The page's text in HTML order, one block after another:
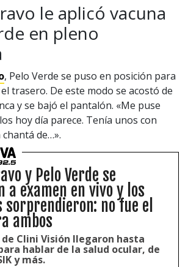
le aplicó vacuna
en pleno
, Pelo Verde se puso en posición para
trasero. De este modo se acostó de
y se bajó el pantalón. «Me puse
hoy día parece. Tenía unos con
de…».
y Pelo Verde se
a examen en vivo y los
no fue el
ambos
Clini Visión llegaron hasta
hablar de la salud ocular, de
y más.